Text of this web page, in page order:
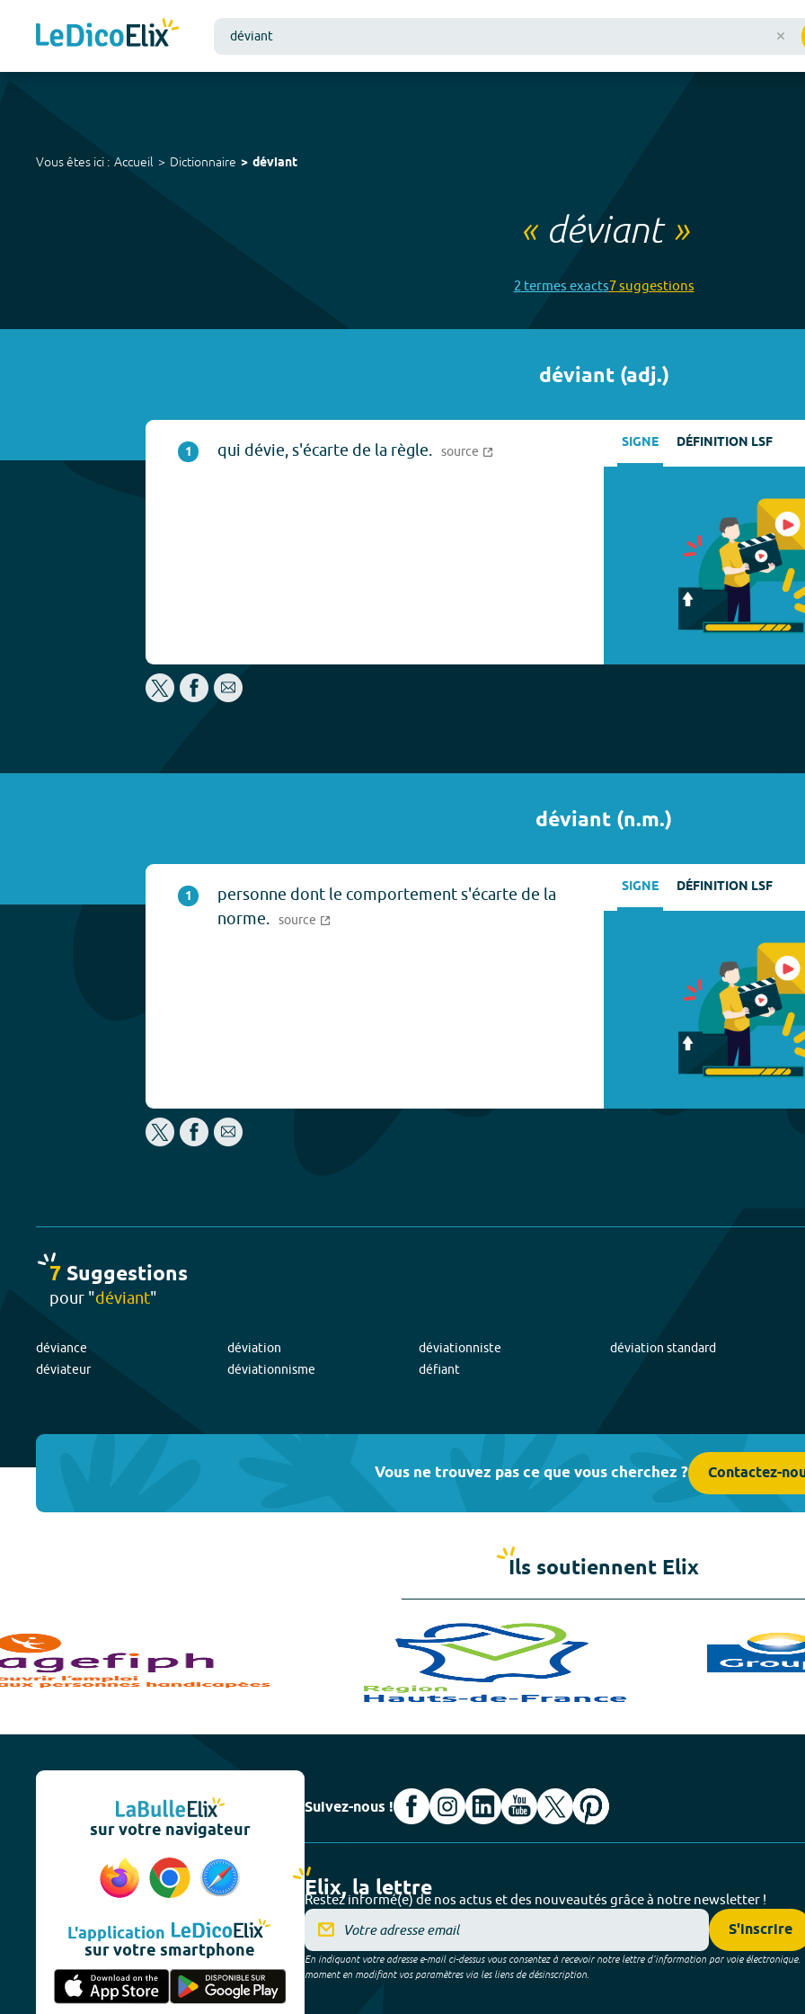
Vous êtes ici : Accueil Dictionnaire déviant
« déviant»
2 termes exacts7suggestions
déviant(adj.)
1 qui dévie, s'écarte de la règle. source SIGNE DÉFINITION LSF
déviant (n.m.)
1
personne dont le comportement s'écarte de la
norme. source
SIGNE DÉFINITION LSF
7 Suggestions
pour "déviant"
déviance
déviateur
déviation
déviationnisme
déviationniste
défiant
déviation standard
Vous ne trouvez pas ce que vous cherchez ? Contactez-
Ils soutiennent Elix
sur votre navigateur
L'application
sur votre smartphone
Suivez-nous !
Elix, la lettre
Restez informé(e) de nos actus et des nouveautés grâce à notre newsletter !
S'inscrire
En indiquant votre adresse e-mail ci-dessus vous consentez à recevoir notre lettre d’information par voie électronique.
moment en modifiant vos paramètres via les liens de désinscription.